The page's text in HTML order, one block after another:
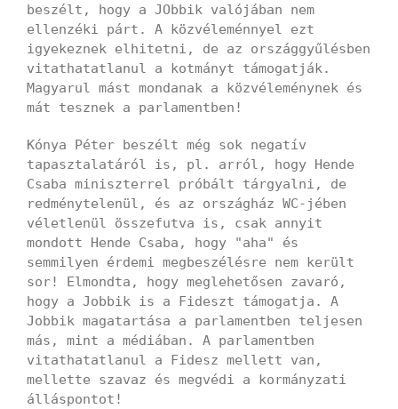
beszélt, hogy a JObbik valójában nem
ellenzéki párt. A közvéleménnyel ezt
igyekeznek elhitetni, de az országgyűlésben
vitathatatlanul a kotmányt támogatják.
Magyarul mást mondanak a közvéleménynek és
mát tesznek a parlamentben!
Kónya Péter beszélt még sok negatív
tapasztalatáról is, pl. arról, hogy Hende
Csaba miniszterrel próbált tárgyalni, de
redménytelenül, és az országház WC-jében
véletlenül összefutva is, csak annyit
mondott Hende Csaba, hogy "aha" és
semmilyen érdemi megbeszélésre nem került
sor! Elmondta, hogy meglehetősen zavaró,
hogy a Jobbik is a Fideszt támogatja. A
Jobbik magatartása a parlamentben teljesen
más, mint a médiában. A parlamentben
vitathatatlanul a Fidesz mellett van,
mellette szavaz és megvédi a kormányzati
álláspontot!